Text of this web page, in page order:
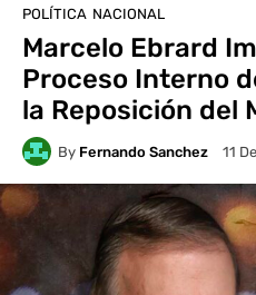
POLÍTICA NACIONAL
Marcelo Ebrard
Proceso Interno
la Reposición del
By Fernando Sanchez 11